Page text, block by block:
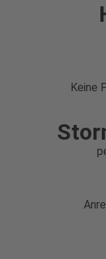
Keine